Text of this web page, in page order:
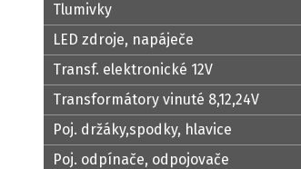
Tlumivky
LED zdroje, napáječe
Transf. elektronické 12V
Transformátory vinuté 8,12,24V
Poj. držáky,spodky, hlavice
Poj. odpínače, odpojovače